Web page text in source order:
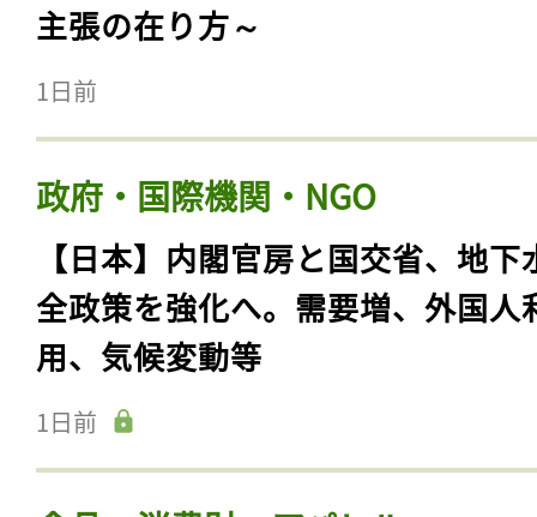
主張の在り方～
1日前
政府・国際機関・NGO
【日本】内閣官房と国交省、地下
全政策を強化へ。需要増、外国人
用、気候変動等
1日前